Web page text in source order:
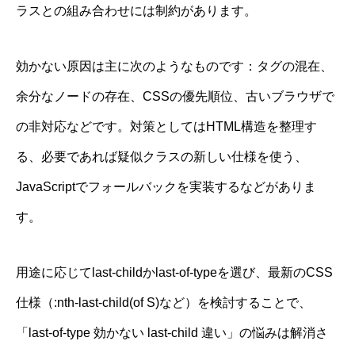
ラスとの組み合わせには制約があります。
効かない原因は主に次のようなものです：タグの混在、
余分なノードの存在、CSSの優先順位、古いブラウザで
の非対応などです。対策としてはHTML構造を整理す
る、必要であれば疑似クラスの新しい仕様を使う、
JavaScriptでフォールバックを実装するなどがありま
す。
用途に応じてlast-childかlast-of-typeを選び、最新のCSS
仕様（:nth-last-child(of S)など）を検討することで、
「last-of-type 効かない last-child 違い」の悩みは解消さ